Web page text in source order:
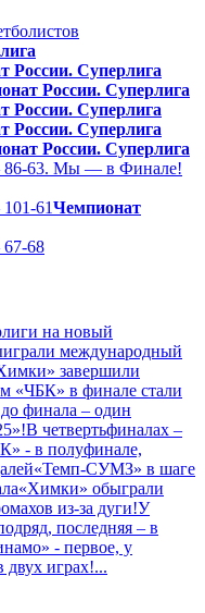
России. Суперлига
России. Суперлига
России. Суперлига
России. Суперлига
России. Суперлига
63. Мы — в Финале!
61Чемпионат
68
на новый
международный
завершили
«ЧБК» в финале стали
финала – один
В четвертьфиналах –
- в полуфинале,
«Темп-СУМЗ» в шаге
«Химки» обыграли
из-за дуги!У
последняя – в
- первое, у
играх!...